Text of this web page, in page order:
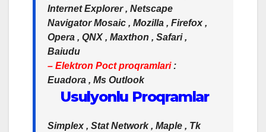
Internet Explorer , Netscape
Navigator Mosaic , Mozilla , Firefox ,
Opera , QNX , Maxthon , Safari ,
Baiudu
– Elektron Poct proqramlari:
Euadora , Ms Outlook
Usulyonlu Proqramlar
Simplex , Stat Network , Maple , Tk